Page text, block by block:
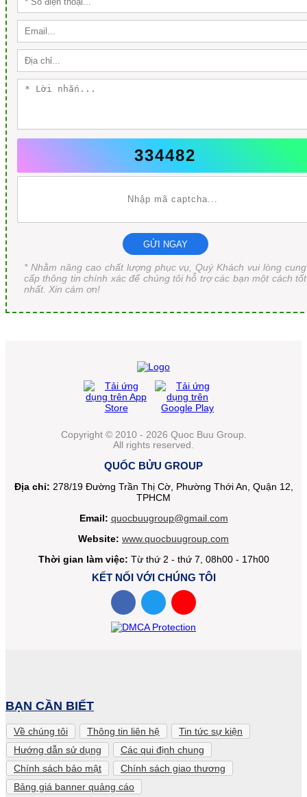
334482
GỬI NGAY
* Nhằm nâng cao chất lượng phục vụ, Quý Khách vui lòng cung
cấp thông tin chính xác để chúng tôi hỗ trợ các bạn một cách tốt
nhất. Xin cám ơn!
Copyright © 2010 - 2026 Quoc Buu Group.
All rights reserved.
QUỐC BỬU GROUP
Địa chỉ: 278/19 Đường Trần Thị Cờ, Phường Thới An, Quận 12,
TPHCM
Email: quocbuugroup@gmail.com
Website: www.quocbuugroup.com
Thời gian làm việc: Từ thứ 2 - thứ 7, 08h00 - 17h00
KẾT NỐI VỚI CHÚNG TÔI
BẠN CẦN BIẾT
Về chúng tôi Thông tin liên hệ
Tin tức sự kiện
Hướng dẫn sử dụng
Các qui định chung
Chính sách bảo mật
Chính sách giao thương
Bảng giá banner quảng cáo